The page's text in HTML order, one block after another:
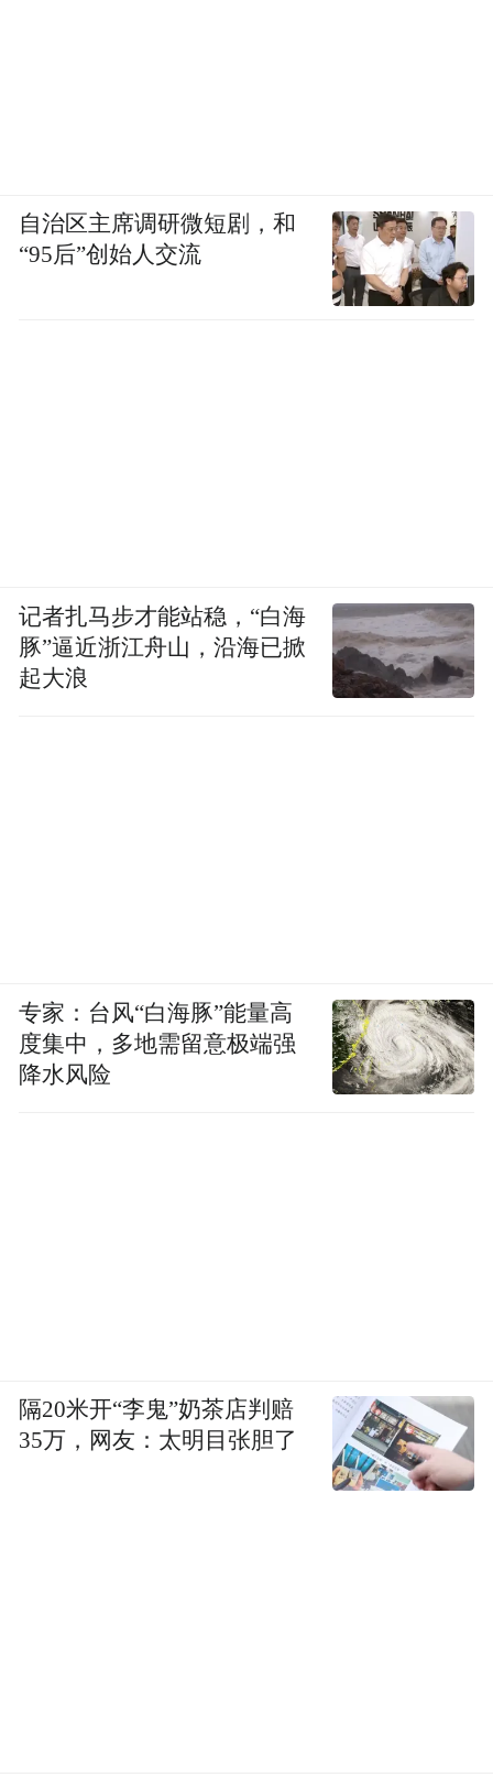
自治区主席调研微短剧，和
“95后”创始人交流
记者扎马步才能站稳，“白海
豚”逼近浙江舟山，沿海已掀
起大浪
专家：台风“白海豚”能量高
度集中，多地需留意极端强
降水风险
隔20米开“李鬼”奶茶店判赔
35万，网友：太明目张胆了